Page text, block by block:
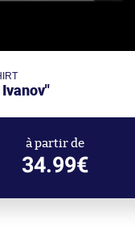
à partir de
34.99€